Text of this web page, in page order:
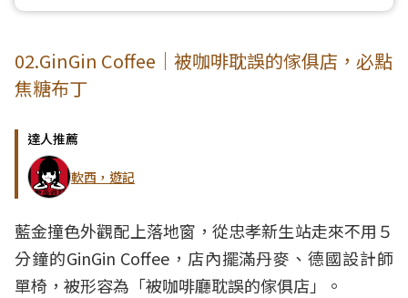
02.GinGin Coffee｜被咖啡耽誤的傢俱店，必點
焦糖布丁
達人推薦
軟西，遊記
藍金撞色外觀配上落地窗，從忠孝新生站走來不用５
分鐘的GinGin Coffee，店內擺滿丹麥、德國設計師
單椅，被形容為「被咖啡廳耽誤的傢俱店」。